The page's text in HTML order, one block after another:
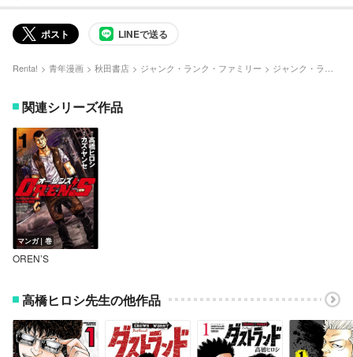
ポスト LINEで送る
Renta! 青年漫画 秋田書店 ジャンク・ランク・ファミリー
関連シリーズ作品
マンガ｜巻
OREN’S
高橋ヒロシ先生の他作品